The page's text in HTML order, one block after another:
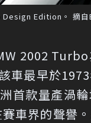
Edition。 摘自
2002
車最早於
首款量產渦
車界的聲譽